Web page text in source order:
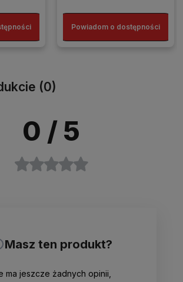
Powiadom o dostępności
(0)
0 / 5
Masz ten produkt?
ma jeszcze żadnych opinii,